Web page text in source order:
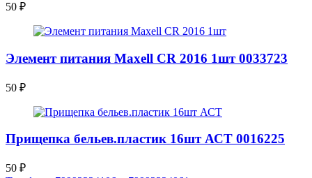
50 ₽
Элемент питания Maxell CR 2016 1шт 0033723
50 ₽
Прищепка бельев.пластик 16шт АСТ 0016225
50 ₽